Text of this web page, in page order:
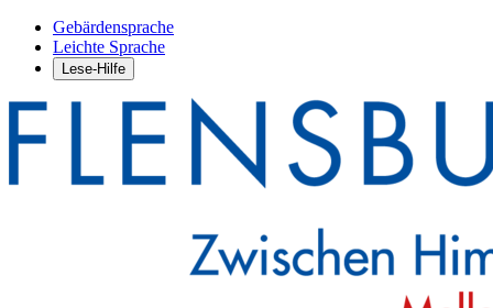
Gebärdensprache
Leichte Sprache
Lese-Hilfe